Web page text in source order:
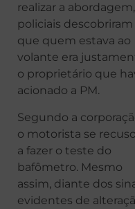
realizar a
policiais descobriram
que quem estava ao
volante era
o proprietário que
acionado a PM.
Segundo a
o motorista se
a fazer o teste do
bafômetro. Mesmo
assim, diante dos
evidentes de